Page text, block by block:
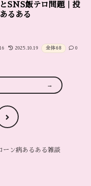
SNS飯テロ問題｜投
るある
2025.10.19 全体68 0
次
ーン病あるある雑談